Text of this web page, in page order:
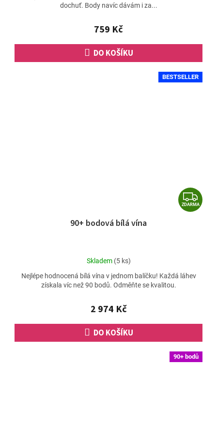
5,0
5
hvězdiček.
759 Kč
DO KOŠÍKU
dochuť. Body navíc dávám i za...
BESTSELLER
Z
D
ZDARMA
90+ bodová bílá vína
Průměrné
produktu
je
z
5
hvězdiček.
Skladem (5 ks)
2 974 Kč
DO KOŠÍKU
Nejlépe hodnocená bílá vína v jednom balíčku! Každá láhev
získala víc než 90 bodů. Odměňte se kvalitou.
90+ bodů